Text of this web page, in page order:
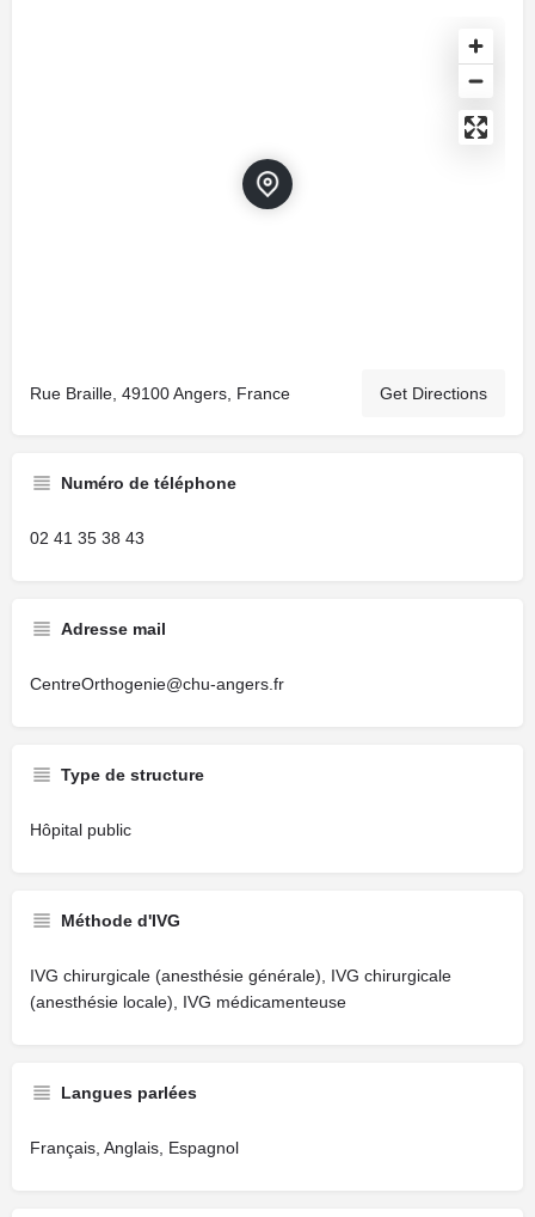
Rue Braille, 49100 Angers, France Get Directions
Numéro de téléphone
02 41 35 38 43
Adresse mail
CentreOrthogenie@chu-angers.fr
Type de structure
Hôpital public
Méthode d'IVG
IVG chirurgicale (anesthésie générale), IVG chirurgicale
(anesthésie locale), IVG médicamenteuse
Langues parlées
Français, Anglais, Espagnol